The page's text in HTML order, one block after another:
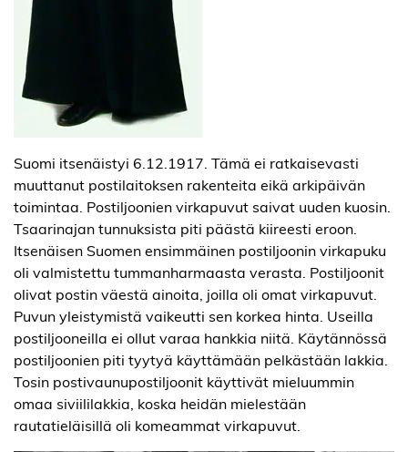
Suomi itsenäistyi 6.12.1917. Tämä ei ratkaisevasti
muuttanut postilaitoksen rakenteita eikä arkipäivän
toimintaa. Postiljoonien virkapuvut saivat uuden kuosin.
Tsaarinajan tunnuksista piti päästä kiireesti eroon.
Itsenäisen Suomen ensimmäinen postiljoonin virkapuku
oli valmistettu tummanharmaasta verasta. Postiljoonit
olivat postin väestä ainoita, joilla oli omat virkapuvut.
Puvun yleistymistä vaikeutti sen korkea hinta. Useilla
postiljooneilla ei ollut varaa hankkia niitä. Käytännössä
postiljoonien piti tyytyä käyttämään pelkästään lakkia.
Tosin postivaunupostiljoonit käyttivät mieluummin
omaa siviililakkia, koska heidän mielestään
rautatieläisillä oli komeammat virkapuvut.